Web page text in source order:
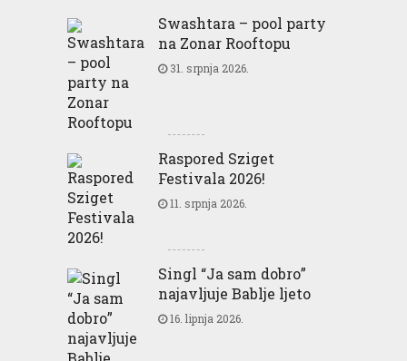
Swashtara – pool party
na Zonar Rooftopu
31. srpnja 2026.
Raspored Sziget
Festivala 2026!
11. srpnja 2026.
Singl “Ja sam dobro”
najavljuje Bablje ljeto
16. lipnja 2026.